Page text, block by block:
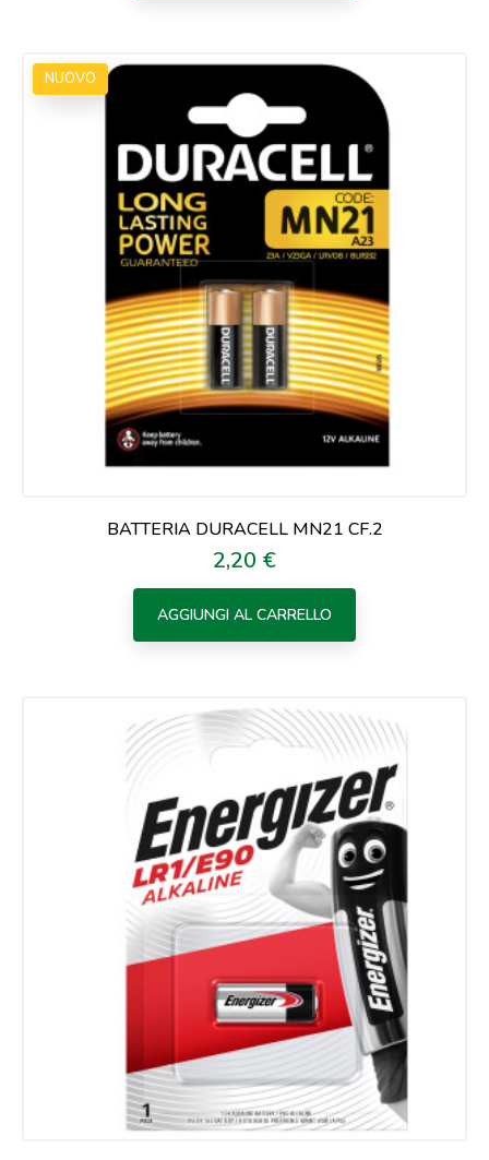
BATTERIA DURACELL MN21 CF.2
Prezzo
2,20 €
AGGIUNGI AL CARRELLO
NUOVO